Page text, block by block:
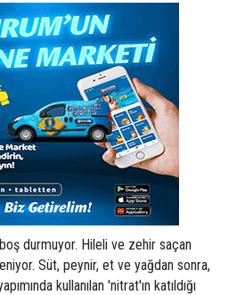
durmuyor. Hileli ve zehir saçan
Süt, peynir, et ve yağdan sonra,
kullanılan 'nitrat'ın katıldığı